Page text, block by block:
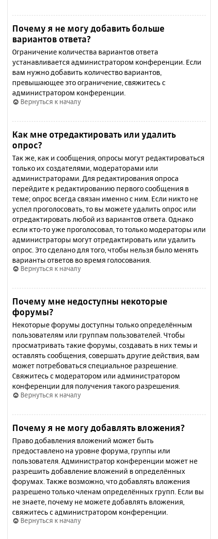
Почему я не могу добавить больше
вариантов ответа?
Ограничение количества вариантов ответа
устанавливается администратором конференции. Если
вам нужно добавить количество вариантов,
превышающее это ограничение, свяжитесь с
администратором конференции.
Вернуться к началу
Как мне отредактировать или удалить
опрос?
Так же, как и сообщения, опросы могут редактироваться
только их создателями, модераторами или
администраторами. Для редактирования опроса
перейдите к редактированию первого сообщения в
теме; опрос всегда связан именно с ним. Если никто не
успел проголосовать, то вы можете удалить опрос или
отредактировать любой из вариантов ответа. Однако
если кто-то уже проголосовал, то только модераторы или
администраторы могут отредактировать или удалить
опрос. Это сделано для того, чтобы нельзя было менять
варианты ответов во время голосования.
Вернуться к началу
Почему мне недоступны некоторые
форумы?
Некоторые форумы доступны только определённым
пользователям или группам пользователей. Чтобы
просматривать такие форумы, создавать в них темы и
оставлять сообщения, совершать другие действия, вам
может потребоваться специальное разрешение.
Свяжитесь с модератором или администратором
конференции для получения такого разрешения.
Вернуться к началу
Почему я не могу добавлять вложения?
Право добавления вложений может быть
предоставлено на уровне форума, группы или
пользователя. Администратор конференции может не
разрешить добавление вложений в определённых
форумах. Также возможно, что добавлять вложения
разрешено только членам определённых групп. Если вы
не знаете, почему не можете добавлять вложения,
свяжитесь с администратором конференции.
Вернуться к началу